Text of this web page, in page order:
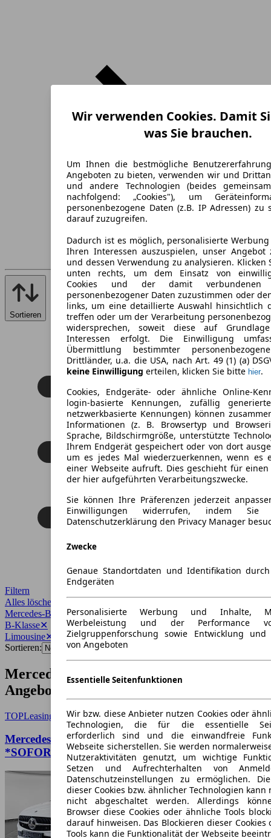
Wir verwenden Cookies. Damit
was Sie brauchen.
Um Ihnen die bestmögliche
Angeboten zu bieten, verwenden wir und
und andere Technologien (beides
nachfolgend: „Cookies"), um
personenbezogene Daten (z.B. IP Adressen) zu
darauf zuzugreifen.
Dadurch ist es möglich, personalisierte
Ihren Interessen auszuspielen, unser Angebot
und dessen Verwendung zu analysieren. Klicken
unten rechts, um dem Einsatz von
Cookies und der damit verbundenen
personenbezogener Daten zuzustimmen oder
links, um eine detaillierte Auswahl hinsichtlich
treffen oder um der Verarbeitung
widersprechen, soweit diese auf
Interessen erfolgt. Die Einwilligung
Übermittlung bestimmter
Drittländer, u.a. die USA, nach Art. 49 (1) (a)
keine Einwilligung erteilen, klicken Sie bitte hier.
Cookies, Endgeräte- oder ähnliche Online-
login-basierte Kennungen, zufällig
netzwerkbasierte Kennungen) können
Informationen (z. B. Browsertyp und
Sprache, Bildschirmgröße, unterstützte
Ihrem Endgerät gespeichert oder von dort
um es jedes Mal wiederzuerkennen, wenn es
einer Webseite aufruft. Dies geschieht für
der hier aufgeführten Verarbeitungszwecke.
Sie können Ihre Präferenzen jederzeit
Einwilligungen widerrufen, indem
Datenschutzerklärung den Privacy Manager
Zwecke
Genaue Standortdaten und Identifikation
Endgeräten
Personalisierte Werbung und Inhalte,
Werbeleistung und der Performance
Zielgruppenforschung sowie Entwicklung und
von Angeboten
Essentielle Seitenfunktionen
Wir bzw. diese Anbieter nutzen Cookies oder
Technologien, die für die essentielle
erforderlich sind und die einwandfreie
Webseite sicherstellen. Sie werden
Nutzeraktivitäten genutzt, um wichtige
Setzen und Aufrechterhalten von
Datenschutzeinstellungen zu ermöglichen.
dieser Cookies bzw. ähnlicher Technologien kann
nicht abgeschaltet werden. Allerdings
Browser diese Cookies oder ähnliche Tools
darauf hinweisen. Das Blockieren dieser
Tools kann die Funktionalität der Webseite
Sortieren
Filtern
Alles löschen
Mercedes-Benz
✕
B-Klasse✕
Limousine✕
Sortieren:
Mercedes-Benz B-Klasse Limousine
Angebote
TOPLeasing
Mercedes-Benz B 250 e SHZ/NAVI/LED
*SOFORT*